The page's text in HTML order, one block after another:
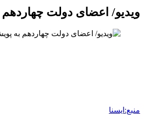
ویدیو/ اعضای دولت چهاردهم به پویش «۲
منبع:ایسنا